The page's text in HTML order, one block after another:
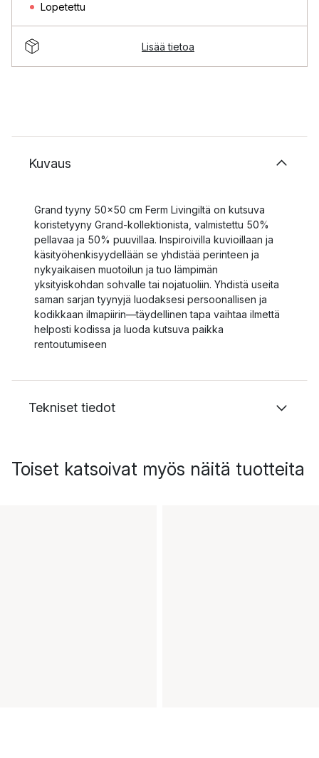
Lopetettu
Lisää tietoa
Kuvaus
Grand tyyny 50x50 cm Ferm Livingiltä on kutsuva
koristetyyny Grand-kollektionista, valmistettu 50%
pellavaa ja 50% puuvillaa. Inspiroivilla kuvioillaan ja
käsityöhenkisyydellään se yhdistää perinteen ja
nykyaikaisen muotoilun ja tuo lämpimän
yksityiskohdan sohvalle tai nojatuoliin. Yhdistä useita
saman sarjan tyynyjä luodaksesi persoonallisen ja
kodikkaan ilmapiirin—täydellinen tapa vaihtaa ilmettä
helposti kodissa ja luoda kutsuva paikka
rentoutumiseen
Tekniset tiedot
Toiset katsoivat myös näitä tuotteita